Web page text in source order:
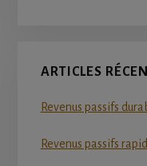
ARTICLES
Revenus passifs
Revenus passifs